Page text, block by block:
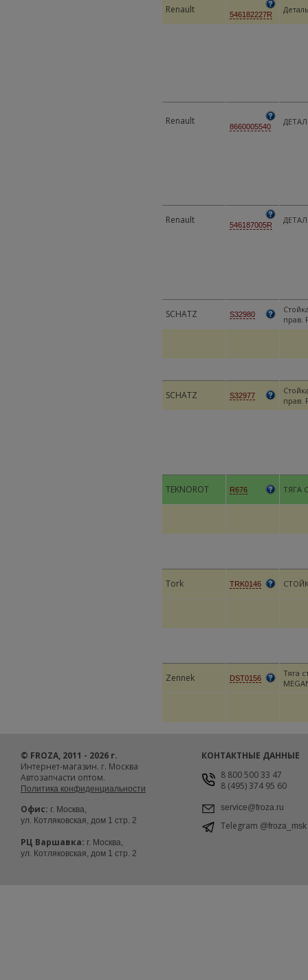
Renault 546182227R
Renault 8660005540
Renault 546187005R
SCHATZ S32980
прав.
SCHATZ S32977
прав.
TEKNOROT R676 ТЯГА
Tork TRK0146
Zennek DST0156
Тяга
© FROZA, 2011 - 2026 г.
Интернет-магазин. г. Москва
Автозапчасти оптом.
Политика конфиденциальности
Офис: г. Москва,
ул. Котляковская, дом 1 стр. 2
РЦ Варшавка: г. Москва,
ул. Котляковская, дом 1 стр. 2
КОНТАКТНЫЕ ДАННЫЕ
8 800 500 33 47
8 (495) 374 95 60
service@froza.ru
Telegram @froza_msk